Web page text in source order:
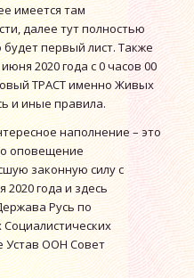
имеется там
далее тут полностью
первый лист. Также
2020 года с 0 часов 00
ТРАСТ именно Живых
и иные правила.
наполнение – это
оповещение
законную силу с
2020 года и здесь
Русь по
Устав ООН Совет